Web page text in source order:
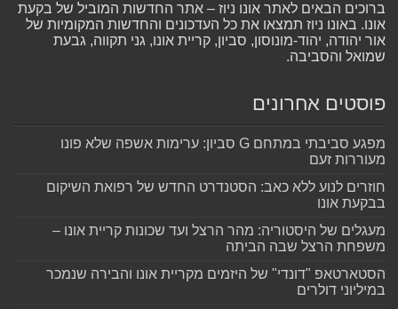
ברוכים הבאים לאתר אונו ניוז – אתר החדשות המוביל של בקעת
אונו. באונו ניוז תמצאו את כל העדכונים והחדשות המקומיות של
אור יהודה, יהוד-מונוסון, סביון, קריית אונו, גני תקווה, גבעת
שמואל והסביבה.
פוסטים אחרונים
מפגע סביבתי במתחם G סביון: ערימות אשפה שלא פונו
מעוררות זעם
חוזרים לנוע ללא כאב: הסטנדרט החדש של רפואת השיקום
בבקעת אונו
מעגלים של היסטוריה: מהר הרצל ועד שכונות קריית אונו –
משפחת הרצל שבה הביתה
הסטארטאפ "דונדי" של היזמים מקריית אונו והבירה שנמכר
במיליוני דולרים